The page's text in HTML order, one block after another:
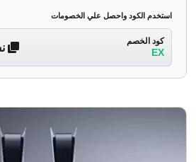
استخدم الكود واحصل علي الخصومات
كود الخصم
EX